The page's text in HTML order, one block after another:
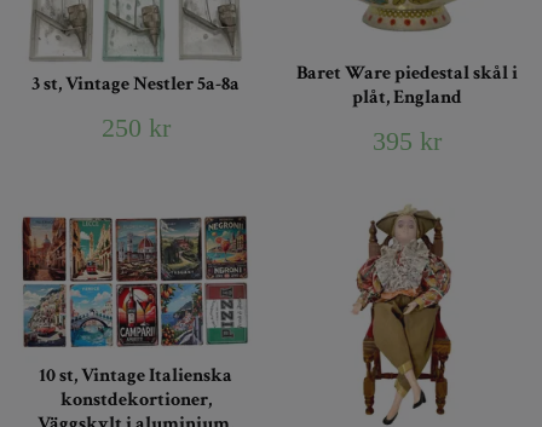
3 st, Vintage Nestler 5a-8a
250 kr
Baret Ware piedestal skål i
plåt, England
395 kr
10 st, Vintage Italienska
konstdekortioner,